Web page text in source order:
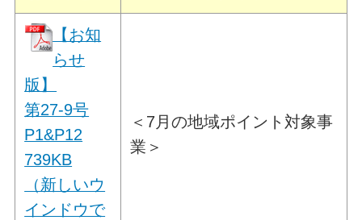
【お知
らせ
版】
第27-9号
P1&P12
739KB
（新しいウ
インドウで
＜7月の地域ポイント対象事
業＞